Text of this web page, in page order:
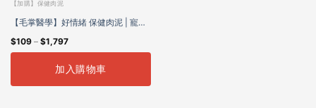
【加購】保健肉泥
【毛掌醫學】好情緒 保健肉泥 | 寵物
舒壓保健 貓狗適用
$109– $1,797
加入購物車